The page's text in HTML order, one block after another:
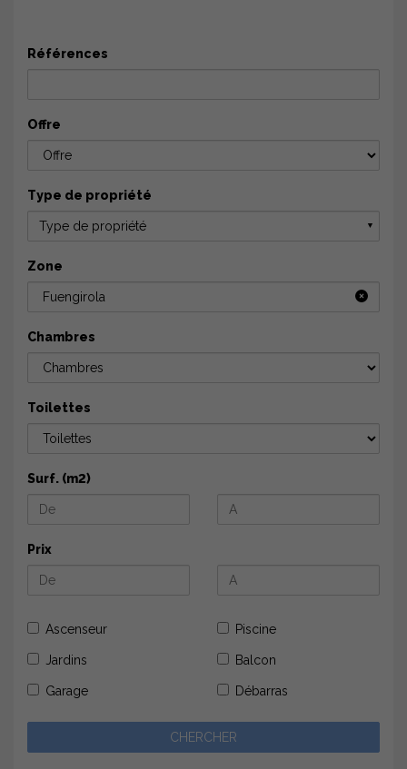
Références
Offre
Type de propriété
Type de propriété ▼
Zone
Fuengirola
Chambres
Toilettes
Surf. (m2)
Prix
Ascenseur Piscine
Jardins Balcon
Garage Débarras